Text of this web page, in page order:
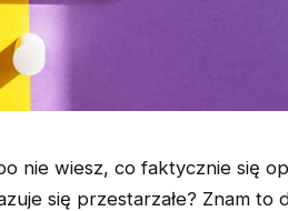
nie wiesz, co faktycznie się
się przestarzałe? Znam to